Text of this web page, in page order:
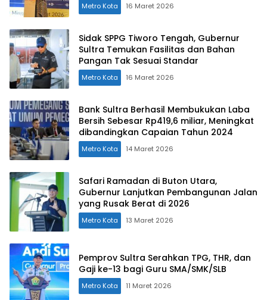
Metro Kota 16 Maret 2026
Sidak SPPG Tiworo Tengah, Gubernur
Sultra Temukan Fasilitas dan Bahan
Pangan Tak Sesuai Standar
Metro Kota 16 Maret 2026
Bank Sultra Berhasil Membukukan Laba
Bersih Sebesar Rp419,6 miliar, Meningkat
dibandingkan Capaian Tahun 2024
Metro Kota 14 Maret 2026
Safari Ramadan di Buton Utara,
Gubernur Lanjutkan Pembangunan Jalan
yang Rusak Berat di 2026
Metro Kota 13 Maret 2026
Pemprov Sultra Serahkan TPG, THR, dan
Gaji ke-13 bagi Guru SMA/SMK/SLB
Metro Kota 11 Maret 2026